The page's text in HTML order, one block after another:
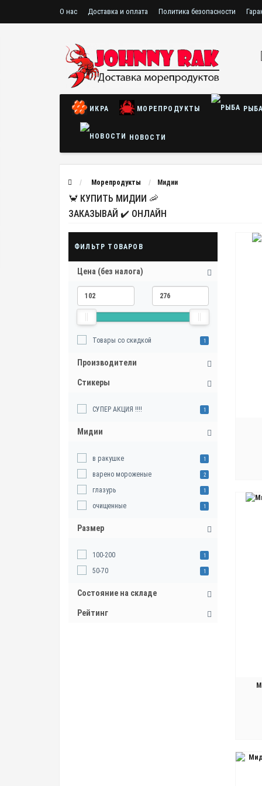
О нас Доставка и оплата Политика безопасности
ИКРА МОРЕПРОДУКТЫ
НОВОСТИ
Морепродукты Мидии
🦀 КУПИТЬ МИДИИ 🦐
ЗАКАЗЫВАЙ ✔️ ОНЛАЙН
ФИЛЬТР ТОВАРОВ
Цена (без налога)
Товары со скидкой 1
Производители
Стикеры
СУПЕР АКЦИЯ !!!! 1
Мидии
в ракушке 1
варено мороженые 2
глазурь 1
очищенные 1
Размер
100-200 1
50-70 1
Состояние на складе
Рейтинг